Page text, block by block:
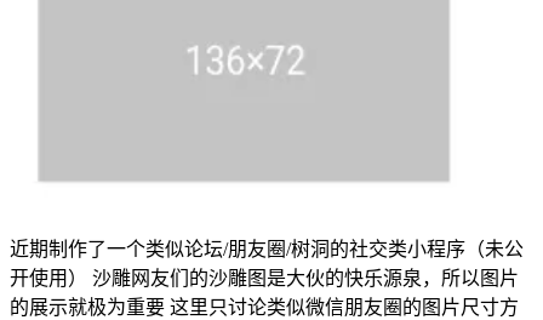
近期制作了一个类似论坛/朋友圈/树洞的社交类小程序（未公
开使用） 沙雕网友们的沙雕图是大伙的快乐源泉，所以图片
的展示就极为重要 这里只讨论类似微信朋友圈的图片尺寸方